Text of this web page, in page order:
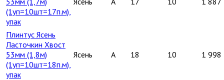
(1уп=10шт=17п.м),
упак
Плинтус Ясень
Ласточкин Хвост
53мм (1,8м)
(1уп=10шт=18п.м),
упак
Ясень A 18 10 1 998